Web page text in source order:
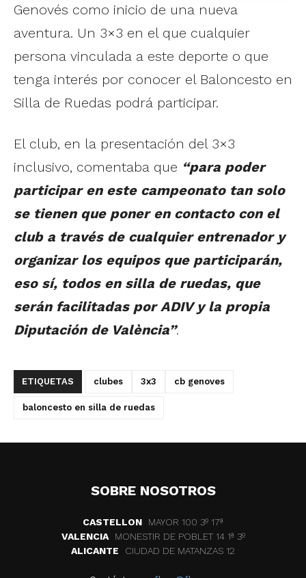
Genovés como inicio de una nueva
aventura. Un 3×3 en el que cualquier
persona vinculada a este deporte o que
tenga interés por conocer el Baloncesto en
Silla de Ruedas podrá participar.
El club, en la presentación del 3×3
inclusivo, comentaba que “para poder
participar en este campeonato tan solo
se tienen que poner en contacto con el
club a través de cualquier entrenador y
organizar los equipos que participarán,
eso sí, todos en silla de ruedas, que
serán facilitadas por ADIV y la propia
Diputación de València”.
ETIQUETAS clubes 3x3 cb genoves
baloncesto en silla de ruedas
SOBRE NOSOTROS
CASTELLON
MAYOR 100 3º 17ª
VALENCIA
MONESTIR DE POBLET 14 1ª 3º
ALICANTE
CIUDAD DE MATANZAS 12